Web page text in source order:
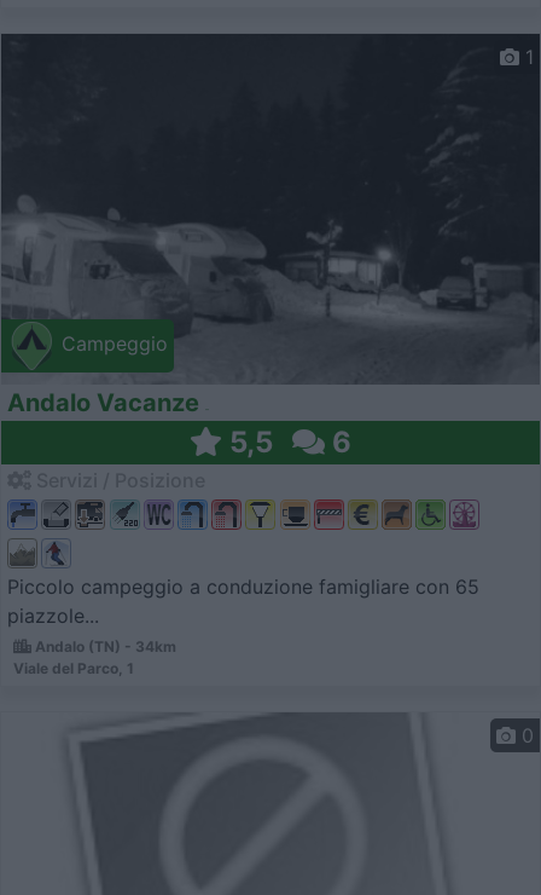
Campeggio
1
Andalo Vacanze
5,5 6
Piccolo campeggio a conduzione famigliare con 65
piazzole...
Andalo (TN) - 34km
Viale del Parco, 1
0